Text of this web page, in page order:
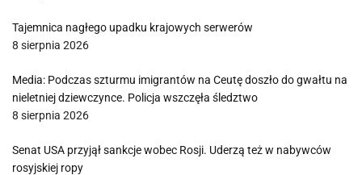
Tajemnica nagłego upadku krajowych serwerów
8 sierpnia 2026
Media: Podczas szturmu imigrantów na Ceutę doszło do gwałtu na
nieletniej dziewczynce. Policja wszczęła śledztwo
8 sierpnia 2026
Senat USA przyjął sankcje wobec Rosji. Uderzą też w nabywców
rosyjskiej ropy